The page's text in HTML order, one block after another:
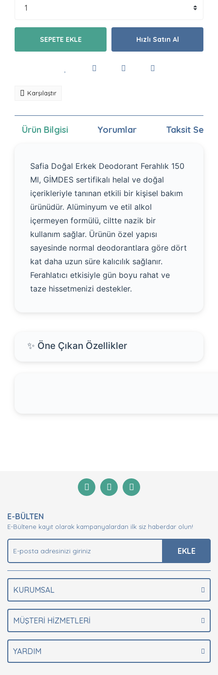
SEPETE EKLE Hızlı Satın Al
Karşılaştır
Ürün Bilgisi Yorumlar Taksit
Safia Doğal Erkek Deodorant Ferahlık 150
Ml, GİMDES sertifikalı helal ve doğal
içerikleriyle tanınan etkili bir kişisel bakım
ürünüdür. Alüminyum ve etil alkol
içermeyen formülü, ciltte nazik bir
kullanım sağlar. Ürünün özel yapısı
sayesinde normal deodorantlara göre dört
kat daha uzun süre kalıcılık sağlanır.
Ferahlatıcı etkisiyle gün boyu rahat ve
taze hissetmenizi destekler.
✨ Öne Çıkan Özellikler
Yorum Yaz
Ürün resmi kalitesiz, bozuk veya görüntülenemiyor.
Ürün açıklamasında eksik bilgiler bulunuyor.
Ürün bilgilerinde hatalar bulunuyor.
Ürün fiyatı diğer sitelerden daha pahalı.
Bu ürüne benzer farklı alternatifler olmalı.
E-BÜLTEN
E-Bültene kayıt olarak kampanyalardan ilk siz haberdar olun!
EKLE
KURUMSAL
MÜŞTERİ HİZMETLERİ
YARDIM